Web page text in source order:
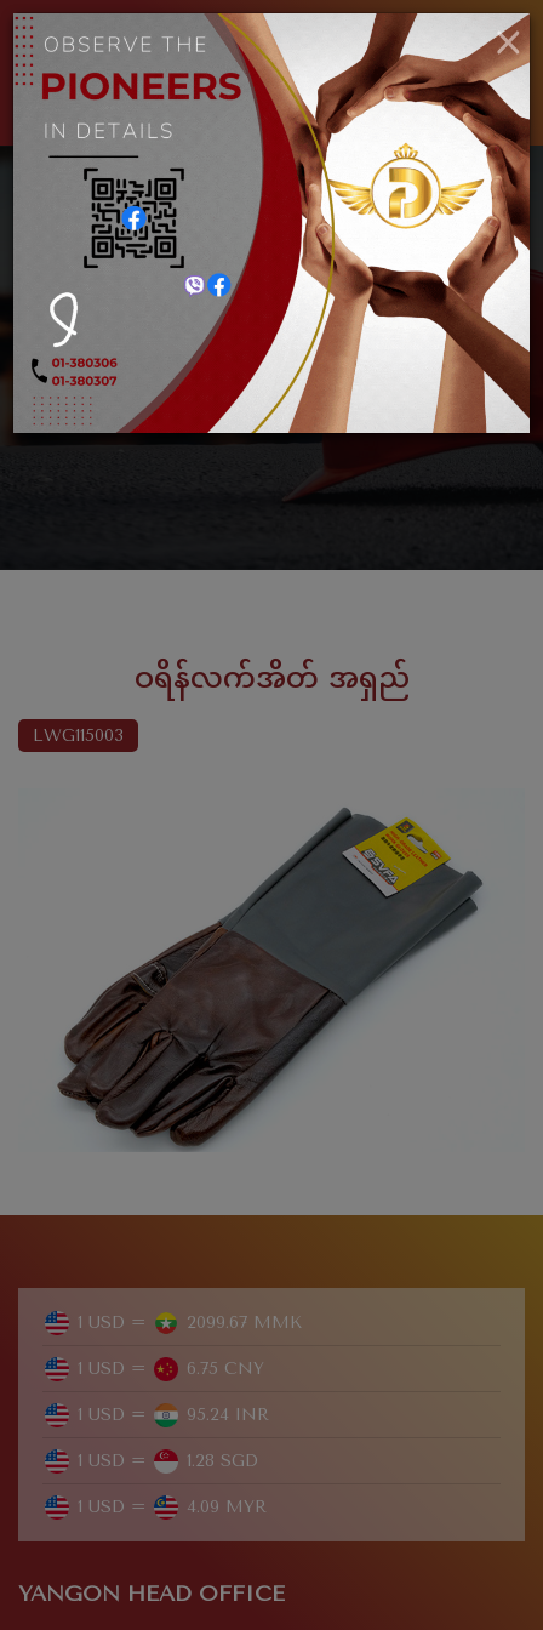
MYANMAR
Toggle
ဝရိန်လက်အိတ် အရှည်
Home ဝရိန်လက်အိတ် အရှည်
ဝရိန်လက်အိတ် အရှည်
LWG115003
1 USD = 2099.67 MMK
1 USD = 6.75 CNY
1 USD = 95.24 INR
1 USD = 1.28 SGD
1 USD = 4.09 MYR
YANGON HEAD OFFICE
×